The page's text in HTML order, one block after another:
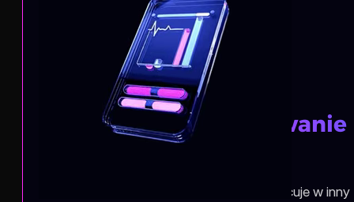
Elastyczne dopasowanie
funkcji
Rozumiemy, że każda organizacja pracuje w inny